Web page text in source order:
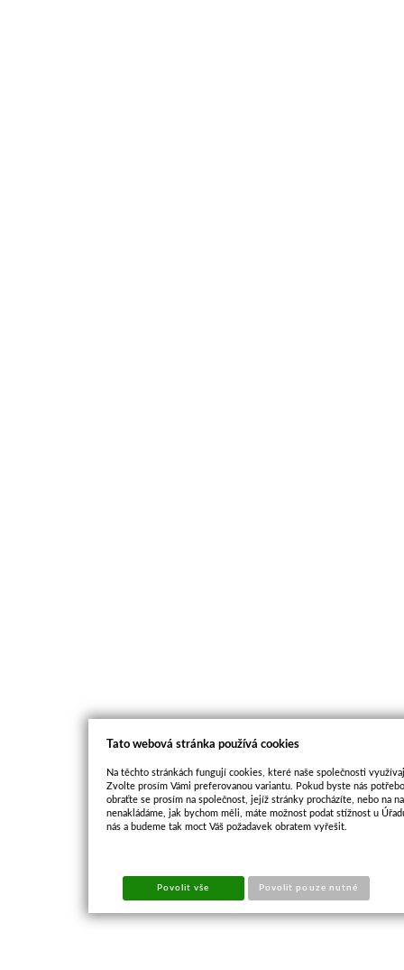
Tato webová stránka používá cookies
Na těchto stránkách fungují cookies, které naše společnosti
Zvolte prosím Vámi preferovanou variantu. Pokud byste nás
obraťte se prosím na společnost, jejíž stránky procházíte, nebo na
nenakládáme, jak bychom měli, máte možnost podat stížnost u
nás a budeme tak moct Váš požadavek obratem vyřešit.
Povolit vše Povolit pouze nutné